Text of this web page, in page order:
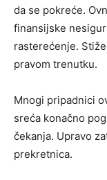
da se pokreće.
finansijske
rasterećenje.
pravom trenutku.
Mnogi pripadnici
sreća konačno
čekanja. Upravo
prekretnica.